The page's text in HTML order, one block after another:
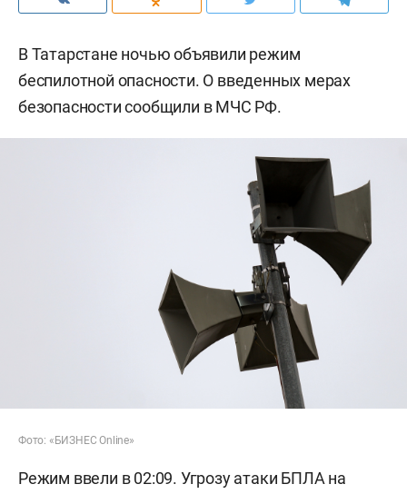
В Татарстане ночью объявили режим
беспилотной опасности. О введенных мерах
безопасности сообщили в МЧС РФ.
Фото: «БИЗНЕС Online»
Режим ввели в 02:09. Угрозу атаки БПЛА на